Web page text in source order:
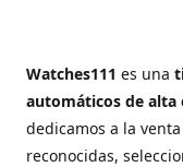
Watches111 es una
automáticos de alta
dedicamos a la
reconocidas,